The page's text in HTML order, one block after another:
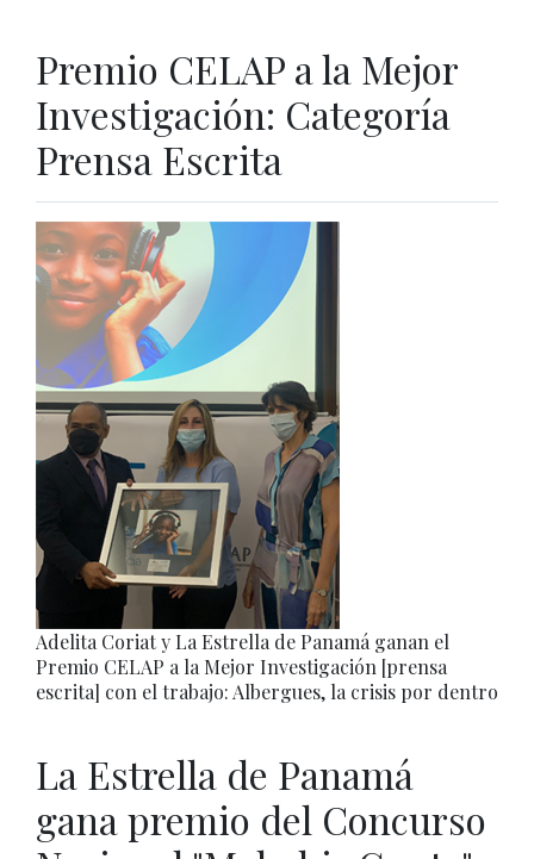
Premio CELAP a la Mejor
Investigación: Categoría
Prensa Escrita
Adelita Coriat y La Estrella de Panamá ganan el
Premio CELAP a la Mejor Investigación [prensa
escrita] con el trabajo: Albergues, la crisis por dentro
La Estrella de Panamá
gana premio del Concurso